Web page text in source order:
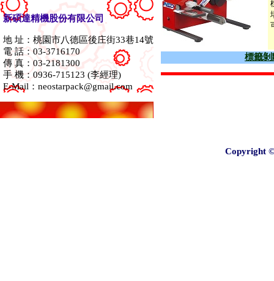
新碩達精機股份有限公司
地 址：桃園市八德區後庄街33巷14號
電 話：03-3716170
傳 真：03-2181300
手 機：0936-715123 (李經理)
E-Mail：neostarpack@gmail.com
標籤剝
Copyright